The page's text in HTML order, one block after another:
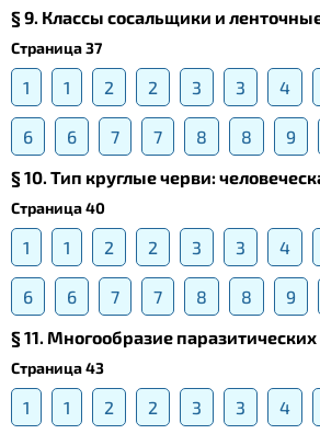
§ 9. Классы сосальщики и
Страница 37
1 1 2 2 3 3 4
6 6 7 7 8 8 9
§ 10. Тип круглые черви:
Страница 40
1 1 2 2 3 3 4
6 6 7 7 8 8 9
§ 11. Многообразие
Страница 43
1 1 2 2 3 3 4